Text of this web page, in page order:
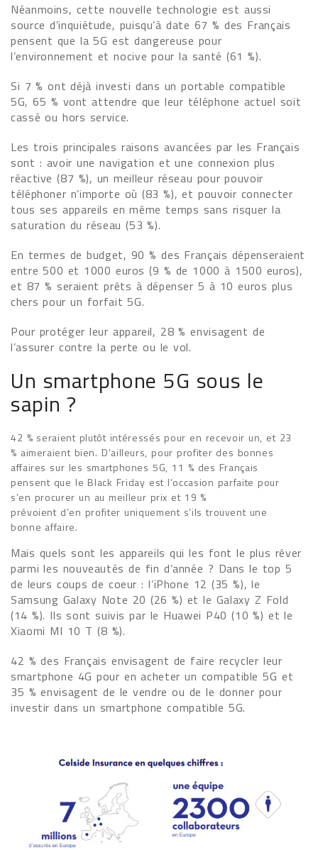
Néanmoins, cette nouvelle technologie est aussi
source d’inquiétude, puisqu’à date 67 % des Français
pensent que la 5G est dangereuse pour
l’environnement et nocive pour la santé (61 %).
Si 7 % ont déjà investi dans un portable compatible
5G, 65 % vont attendre que leur téléphone actuel soit
cassé ou hors service.
Les trois principales raisons avancées par les Français
sont : avoir une navigation et une connexion plus
réactive (87 %), un meilleur réseau pour pouvoir
téléphoner n’importe où (83 %), et pouvoir connecter
tous ses appareils en même temps sans risquer la
saturation du réseau (53 %).
En termes de budget, 90 % des Français dépenseraient
entre 500 et 1000 euros (9 % de 1000 à 1500 euros),
et 87 % seraient prêts à dépenser 5 à 10 euros plus
chers pour un forfait 5G.
Pour protéger leur appareil, 28 % envisagent de
l’assurer contre la perte ou le vol.
Un smartphone 5G sous le
sapin ?
42 % seraient plutôt intéressés pour en recevoir un, et 23
% aimeraient bien. D’ailleurs, pour profiter des bonnes
affaires sur les smartphones 5G, 11 % des Français
pensent que le Black Friday est l’occasion parfaite pour
s’en procurer un au meilleur prix et 19 %
prévoient d’en profiter uniquement s’ils trouvent une
bonne affaire.
Mais quels sont les appareils qui les font le plus rêver
parmi les nouveautés de fin d’année ? Dans le top 5
de leurs coups de coeur : l’iPhone 12 (35 %), le
Samsung Galaxy Note 20 (26 %) et le Galaxy Z Fold
(14 %). Ils sont suivis par le Huawei P40 (10 %) et le
Xiaomi MI 10 T (8 %).
42 % des Français envisagent de faire recycler leur
smartphone 4G pour en acheter un compatible 5G et
35 % envisagent de le vendre ou de le donner pour
investir dans un smartphone compatible 5G.